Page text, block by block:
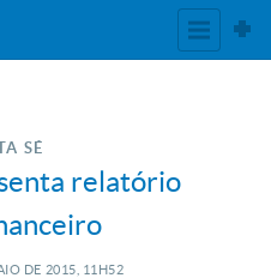
SÉ
relatório
DE 2015, 11H52